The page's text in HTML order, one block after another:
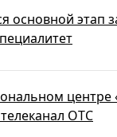
основной этап
центре
ОТС